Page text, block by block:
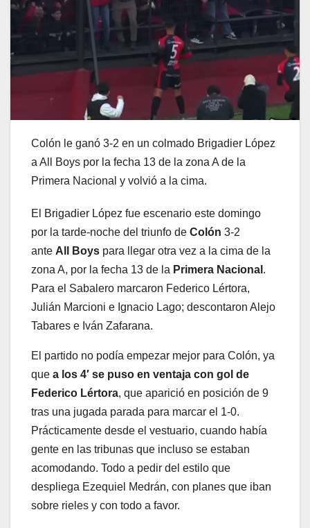
Colón le ganó 3-2 en un colmado Brigadier López
a All Boys por la fecha 13 de la zona A de la
Primera Nacional y volvió a la cima.
El Brigadier López fue escenario este domingo
por la tarde-noche del triunfo de Colón 3-2
ante All Boys para llegar otra vez a la cima de la
zona A, por la fecha 13 de la Primera Nacional .
Para el Sabalero marcaron Federico Lértora,
Julián Marcioni e Ignacio Lago; descontaron Alejo
Tabares e Iván Zafarana.
El partido no podía empezar mejor para Colón, ya
que a los 4′ se puso en ventaja con gol de
Federico Lértora, que aparició en posición de 9
tras una jugada parada para marcar el 1-0.
Prácticamente desde el vestuario, cuando había
gente en las tribunas que incluso se estaban
acomodando. Todo a pedir del estilo que
despliega Ezequiel Medrán, con planes que iban
sobre rieles y con todo a favor.